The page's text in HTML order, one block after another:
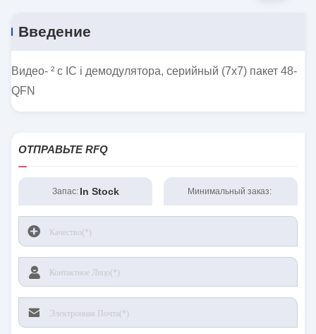
Введение
Видео- ² c IC i демодулятора, серийный (7x7) пакет 48-
QFN
ОТПРАВЬТЕ RFQ
Запас: In Stock Минимальный заказ: